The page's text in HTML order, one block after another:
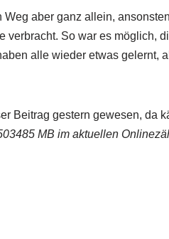
aber ganz allein,
verbracht. So war es möglich,
alle wieder etwas gelernt,
Beitrag gestern gewesen, da
MB im aktuellen